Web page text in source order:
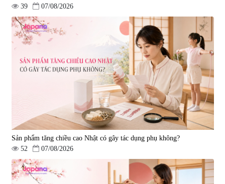
Viên uống hỗ trợ giấc ngủ Fujina
Sleepy Nhật Bản 80 viên
|13.760
580.000 đ
điều trị đột quỵ Biken Kinase
Gold 60 viên
|0
1.570.000 đ
39
07/08/2026
Sản phẩm tăng chiều cao Nhật có gây tác dụng phụ không?
52
07/08/2026